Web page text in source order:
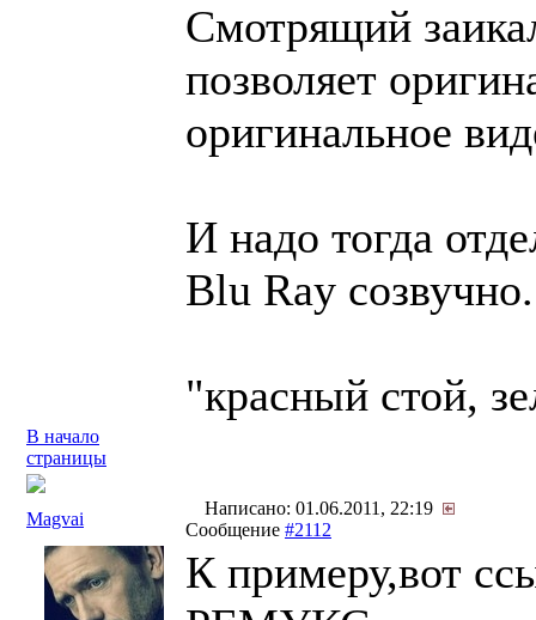
Смотрящий
позволяет
оригинальное
И надо тогда
Blu Ray
"красный стой,
В начало
страницы
Magvai
Написано: 01.06.2011, 22:19
Сообщение #2112
К примеру,вот